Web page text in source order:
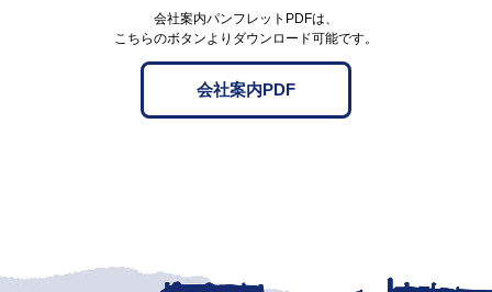
会社案内パンフレットPDFは、
こちらのボタンよりダウンロード可能です。
会社案内PDF